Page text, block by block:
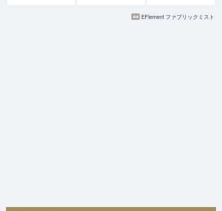
EFlement ファブリックミスト